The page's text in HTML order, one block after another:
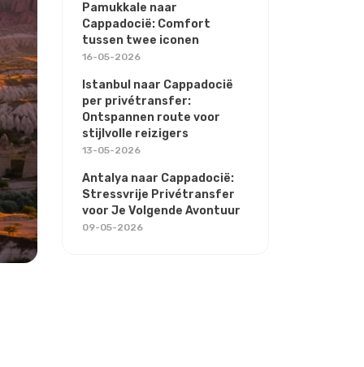
Pamukkale naar
Cappadocië: Comfort
tussen twee iconen
16-05-2026
Istanbul naar Cappadocië
per privétransfer:
Ontspannen route voor
stijlvolle reizigers
13-05-2026
Antalya naar Cappadocië:
Stressvrije Privétransfer
voor Je Volgende Avontuur
09-05-2026